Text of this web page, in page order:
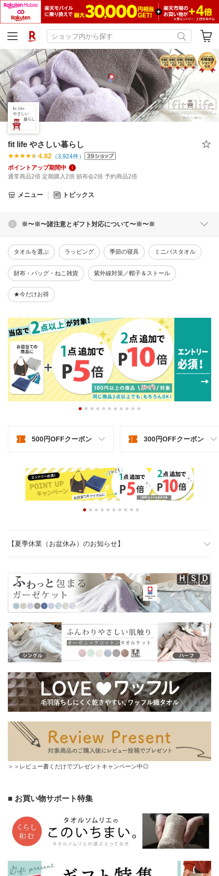
fit life やさしい暮らし
4.82 （3,924件）
ポイントアップ期間中
通常商品2倍 定期購入2倍 頒布会2倍 予約商品2倍
メニュー トピックス
※〜※〜諸注意とギフト対応について〜※〜※
タオルを選ぶ ラッピング 季節の寝具 ミニバスタオル
財布・バッグ・ねこ雑貨 紫外線対策／帽子＆ストール
★今だけお得
500円OFFクーポン 300円OFFクーポン
【夏季休業（お盆休み）のお知らせ】
＞＞レビュー書くだけでプレゼントキャンペーン中◎
■ お買い物サポート特集